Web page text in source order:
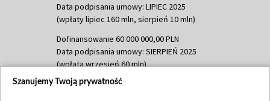
Data podpisania umowy: LIPIEC 2025
(wpłaty lipiec 160 mln, sierpień 10 mln)
Dofinansowanie 60 000 000,00 PLN
Data podpisania umowy: SIERPIEŃ 2025
(wpłata wrzesień 60 mln)
Dofinansowanie 635 783 051,21 PLN
Szanujemy Twoją prywatność